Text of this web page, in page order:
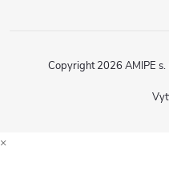
Copyright 2026 AMIPE s.
×